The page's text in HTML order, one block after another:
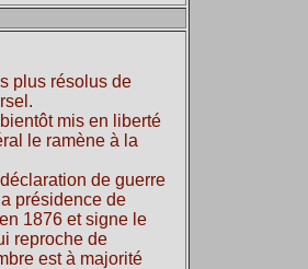
plus résolus de
mis en liberté
le ramène à la
de guerre
présidence de
1876 et signe le
reproche de
est à majorité